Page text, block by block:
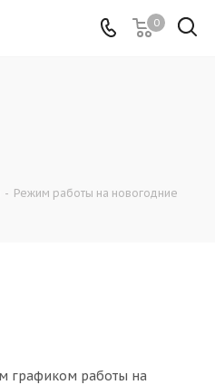
0
- Режим работы на новогодние
графиком работы на